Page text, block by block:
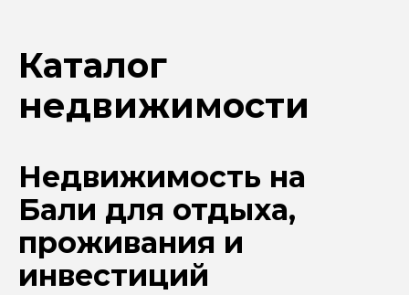
Каталог
недвижимости
Недвижимость на
Бали для отдыха,
проживания и
инвестиций